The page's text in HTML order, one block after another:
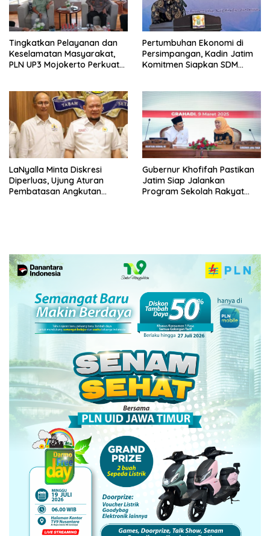
Tingkatkan Pelayanan dan
Keselamatan Masyarakat,
PLN UP3 Mojokerto Perkuat
Pertumbuhan Ekonomi di
Persimpangan, Kadin Jatim
Komitmen Siapkan SDM
LaNyalla Minta Diskresi
Diperluas, Ujung Aturan
Pembatasan Angkutan
Gubernur Khofifah Pastikan
Jatim Siap Jalankan
Program Sekolah Rakyat